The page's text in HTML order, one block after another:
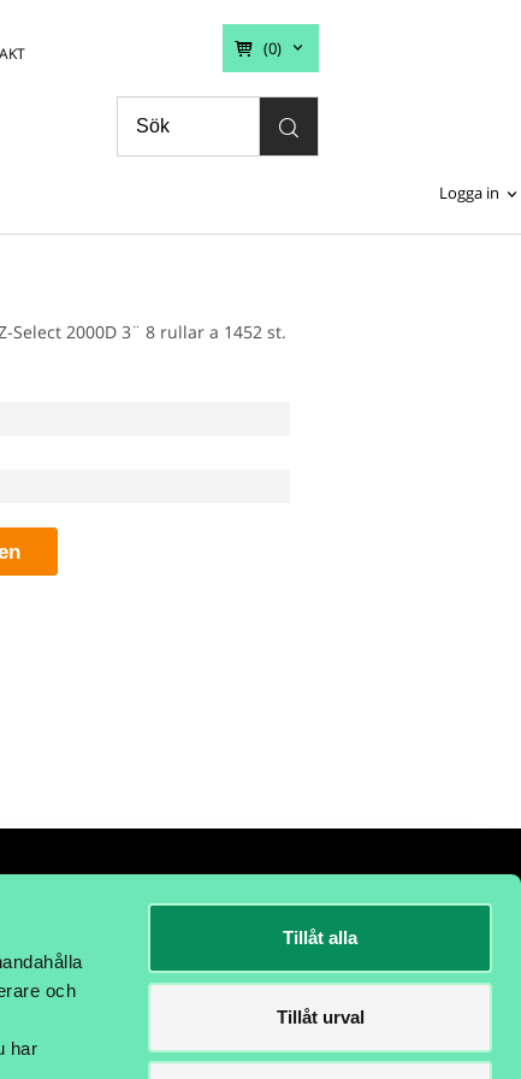
och
har
Tillåt alla
Tillåt urval
(0)
Logga in
Select 2000D 3¨ 8 rullar a 1452 st.